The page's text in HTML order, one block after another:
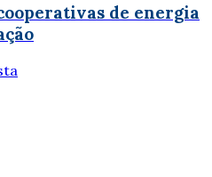
de energia